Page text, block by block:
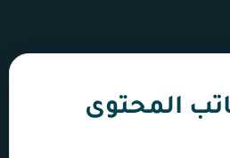
المحتوى